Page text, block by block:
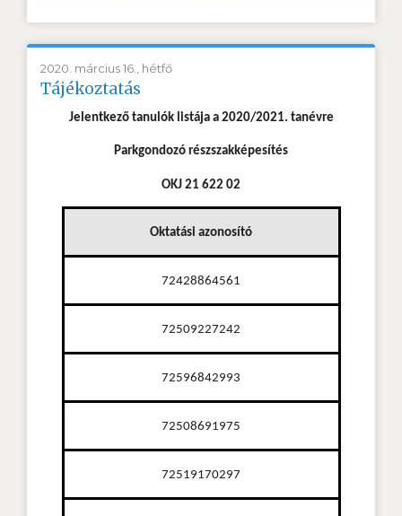
2020. március 16., hétfő
Tájékoztatás
Jelentkező tanulók listája a 2020/2021. tanévre
Parkgondozó részszakképesítés
OKJ 21 622 02
Oktatási azonosító
72428864561
72509227242
72596842993
72508691975
72519170297